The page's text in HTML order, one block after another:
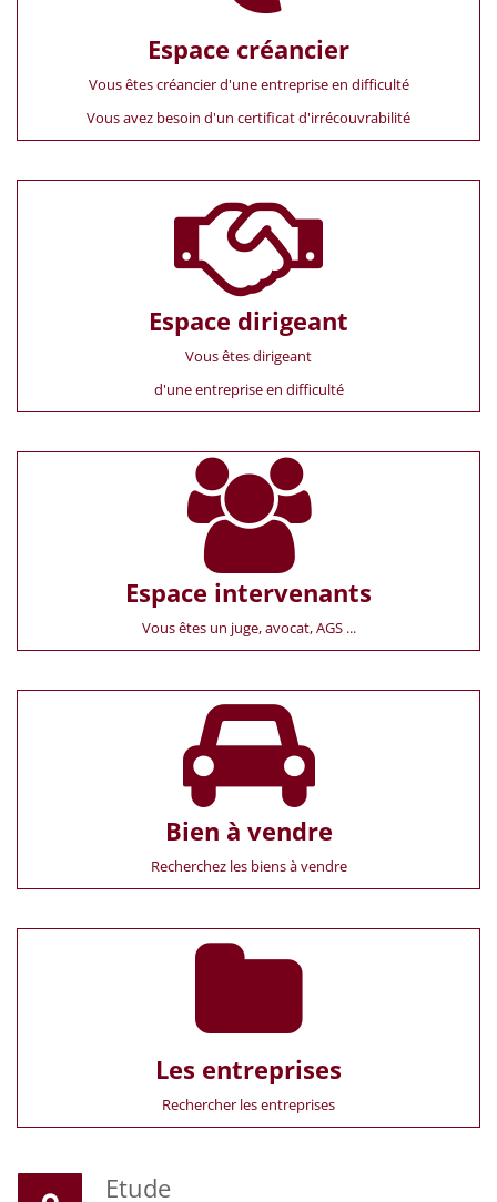
Espace créancier
Vous êtes créancier d'une entreprise en difficulté
Vous avez besoin d'un certificat d'irrécouvrabilité
Espace dirigeant
Vous êtes dirigeant
d'une entreprise en difficulté
Espace intervenants
Vous êtes un juge, avocat, AGS ...
Bien à vendre
Recherchez les biens à vendre
Les entreprises
Rechercher les entreprises
Etude